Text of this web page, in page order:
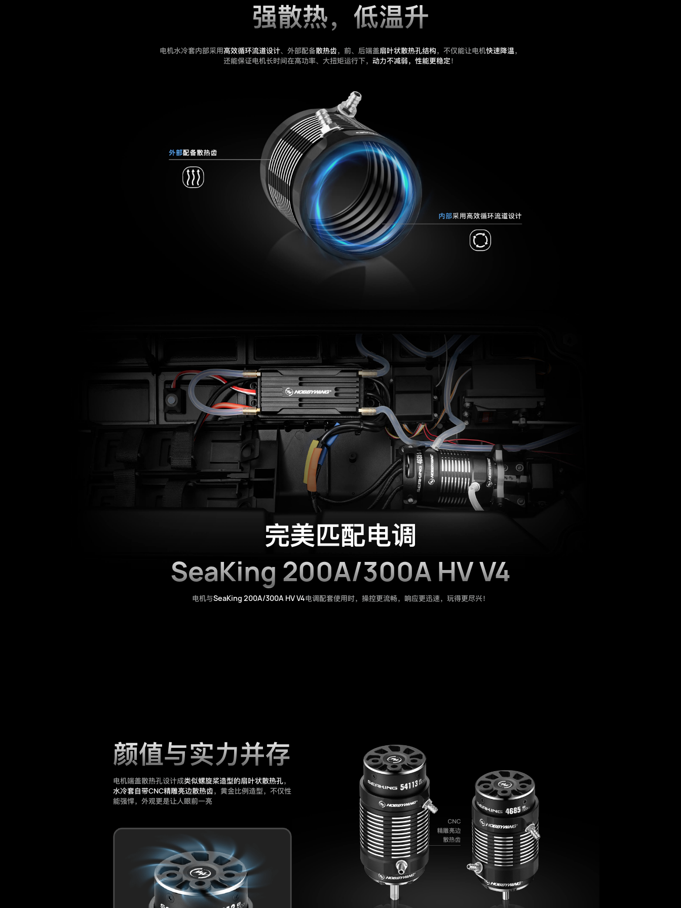
强散热，低温升
电机水冷套内部采用高效循环流道设计、外部配备散热齿，前、后端盖扇叶状散热孔结构，不仅能让电机快速降温，
还能保证电机长时间在高功率、大扭矩运行下， 动力不减弱，性能更稳定！
完美匹配电调
SeaKing 200A/300A HV V4
电机与SeaKing 200A/300A HV V4电调配套使用时，操控更流畅，响应更迅速，玩得更尽兴！
颜值与实力并存
电机端盖散热孔设计成类似螺旋桨造型的扇叶状散热孔，
水冷套自带CNC精雕亮边散热齿，黄金比例造型，不仅性
能强悍，外观更是让人眼前一亮